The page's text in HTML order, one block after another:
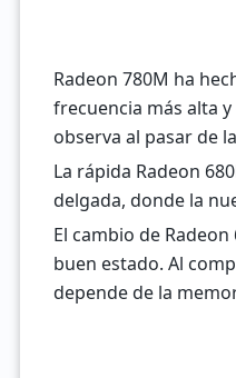
Radeon 780M ha
frecuencia más alta
observa al pasar de
La rápida Radeon
delgada, donde la
El cambio de
buen estado. Al
depende de la